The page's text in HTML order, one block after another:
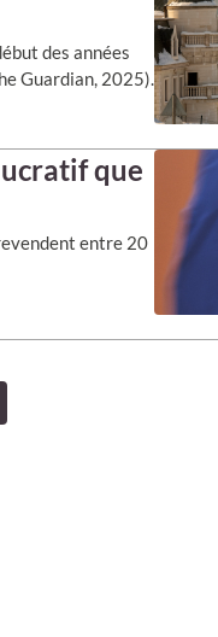
des années
Guardian, 2025).
que
entre 20